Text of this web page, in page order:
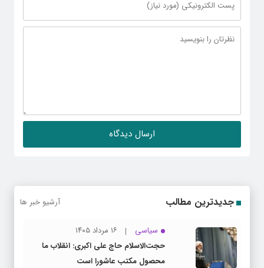
جدیدترین مطالب آرشیو خبر ها
سیاسی
۱۶ مرداد ۱۴۰۵
حجت‌الاسلام حاج علی اکبری: انقلاب ما
محصول مکتب عاشورا است